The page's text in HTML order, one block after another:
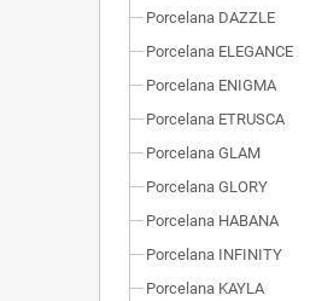
Porcelana DAZZLE
Porcelana ELEGANCE
Porcelana ENIGMA
Porcelana ETRUSCA
Porcelana GLAM
Porcelana GLORY
Porcelana HABANA
Porcelana INFINITY
Porcelana KAYLA